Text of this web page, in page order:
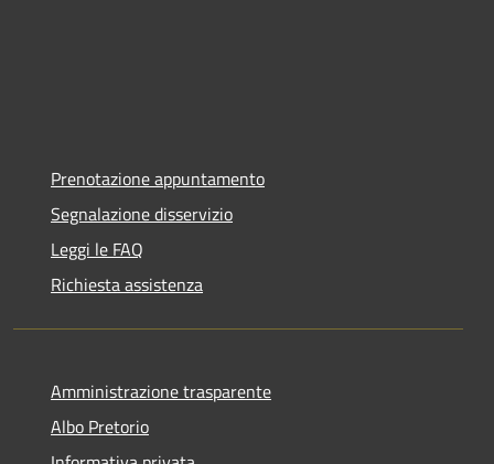
Prenotazione appuntamento
Segnalazione disservizio
Leggi le FAQ
Richiesta assistenza
Amministrazione trasparente
Albo Pretorio